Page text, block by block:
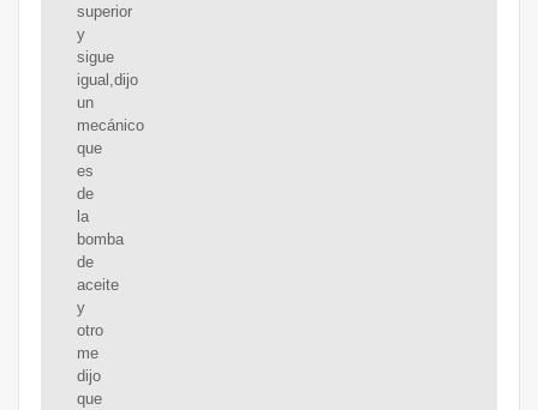
superior
y
sigue
igual,dijo
un
mecánico
que
es
de
la
bomba
de
aceite
y
otro
me
dijo
que